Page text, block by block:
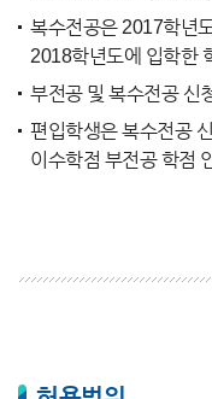
복수전공은 2017학년
2018학년도에 입학한
부전공 및 복수전공 신
편입학생은 복수전공
이수학점 부전공 학점